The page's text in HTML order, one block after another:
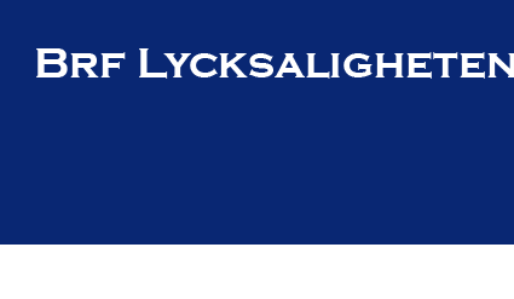
innehållet